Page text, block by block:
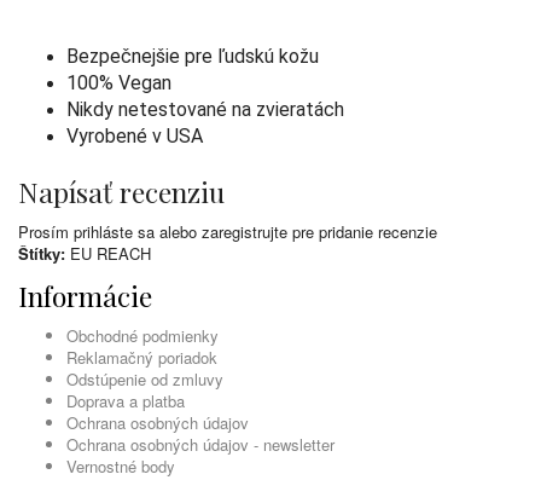
Bezpečnejšie pre ľudskú kožu
100% Vegan
Nikdy netestované na zvieratách
Vyrobené v USA
Napísať recenziu
Prosím prihláste sa alebo zaregistrujte pre pridanie recenzie
Štítky: EU REACH
Informácie
Obchodné podmienky
Reklamačný poriadok
Odstúpenie od zmluvy
Doprava a platba
Ochrana osobných údajov
Ochrana osobných údajov - newsletter
Vernostné body